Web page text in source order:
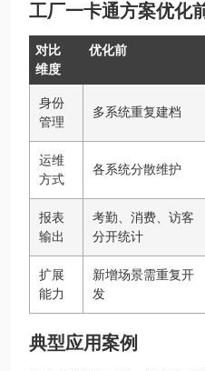
工厂一卡通方案优化
对比
维度
优化前
身份
管理
多系统重复建档
运维
方式
各系统分散维护
报表
输出
考勤、消费、访客
分开统计
扩展
能力
新增场景需重复开
发
典型应用案例